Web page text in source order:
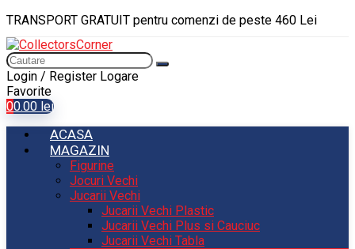
TRANSPORT GRATUIT pentru comenzi de peste 460 Lei
Login / Register Logare
Favorite
00.00 lei
ACASA
MAGAZIN
Figurine
Jocuri Vechi
Jucarii Vechi
Jucarii Vechi Plastic
Jucarii Vechi Plus si Cauciuc
Jucarii Vechi Tabla